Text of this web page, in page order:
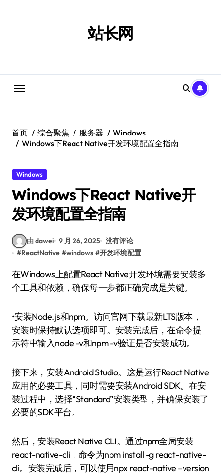
站长网
首页 综合聚焦 服务器
Windows
Windows下React Native开发环境配置全指南
Windows
Windows下React Native开
发环境配置全指南
由 dawei 9 月 26, 2025 没有评论
#ReactNative #windows #开发环境配置
在Windows上配置React Native开发环境需要安装多
个工具和依赖，确保每一步都正确完成是关键。
•安装Node.js和npm。访问官网下载最新LTS版本，
安装时保持默认选项即可。安装完成后，在命令提
示符中输入node -v和npm -v验证是否安装成功。
接下来，安装Android Studio。这是运行React Native
应用的必要工具，同时需要安装Android SDK。在安
装过程中，选择“Standard”安装类型，并确保安装了
必要的SDK平台。
然后，安装React Native CLI。通过npm全局安装
react-native-cli，命令为npm install -g react-native-
cli。安装完成后，可以使用npx react-native –version